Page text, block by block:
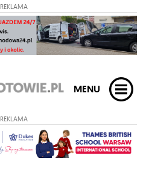
REKLAMA
MENU
REKLAMA